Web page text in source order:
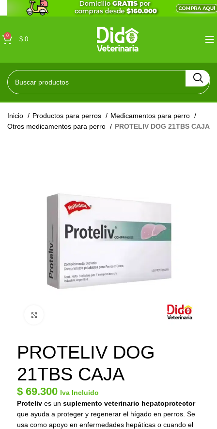
0
$ 0
Inicio Productos para perros
Medicamentos para perro
Otros medicamentos para perro
PROTELIV DOG 21TBS CAJA
PROTELIV DOG
21TBS CAJA
$ 69.300 Iva Incluido
Proteliv es un suplemento veterinario hepatoprotector
que ayuda a proteger y regenerar el hígado en perros. Se
usa como apoyo en enfermedades hepáticas o cuando el